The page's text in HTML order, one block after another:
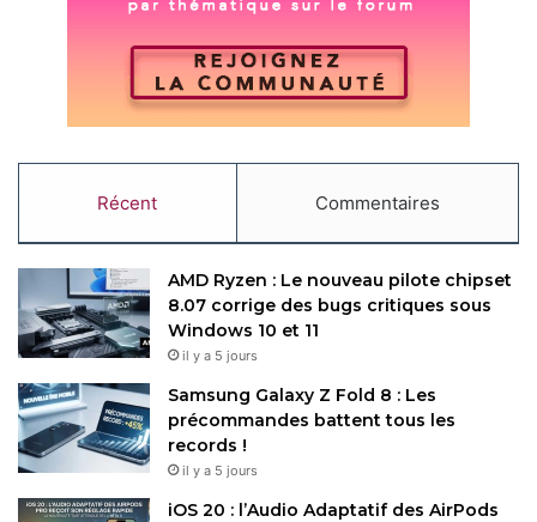
Récent Commentaires
AMD Ryzen : Le nouveau pilote chipset
8.07 corrige des bugs critiques sous
Windows 10 et 11
il y a 5 jours
Samsung Galaxy Z Fold 8 : Les
précommandes battent tous les
records !
il y a 5 jours
iOS 20 : l’Audio Adaptatif des AirPods